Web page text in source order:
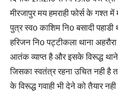
मीरजापुर मय हमराही फोर्स के गश्त
पुत्र स्व0 काशिम नि0 बसादी
हरिजन नि0 पट्टीकला थाना
आतंक व्याप्त है और इसके विरूद्ध
जिसका स्वतंत्र रहना उचित नही है
के विरूद्ध गवाही भी देने को तैयार